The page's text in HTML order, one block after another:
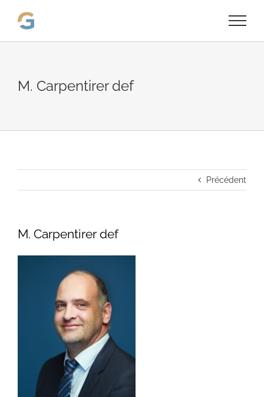
M. Carpentirer def
Précédent
M. Carpentirer def